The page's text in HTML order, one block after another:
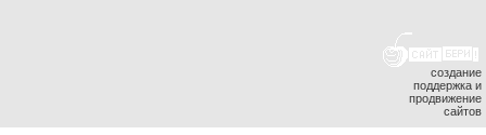
создание
поддержка и
продвижение
сайтов